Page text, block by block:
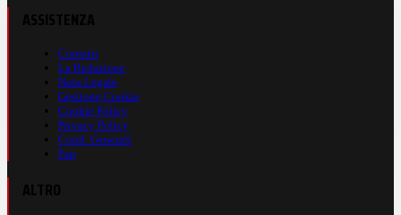
Contatti
La Redazione
Nota Legale
Gestione Cookie
Cookie Policy
Privacy Policy
Cond. Generali
Faq